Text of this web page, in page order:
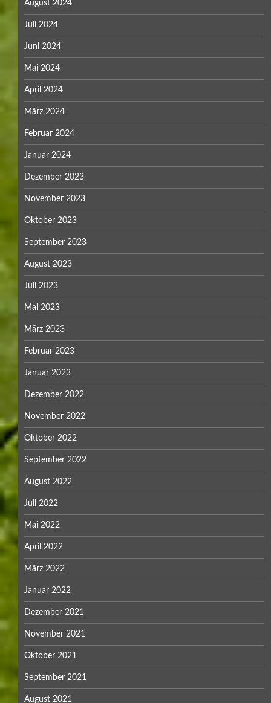
August 2024
Juli 2024
Juni 2024
Mai 2024
April 2024
März 2024
Februar 2024
Januar 2024
Dezember 2023
November 2023
Oktober 2023
September 2023
August 2023
Juli 2023
Mai 2023
März 2023
Februar 2023
Januar 2023
Dezember 2022
November 2022
Oktober 2022
September 2022
August 2022
Juli 2022
Mai 2022
April 2022
März 2022
Januar 2022
Dezember 2021
November 2021
Oktober 2021
September 2021
August 2021